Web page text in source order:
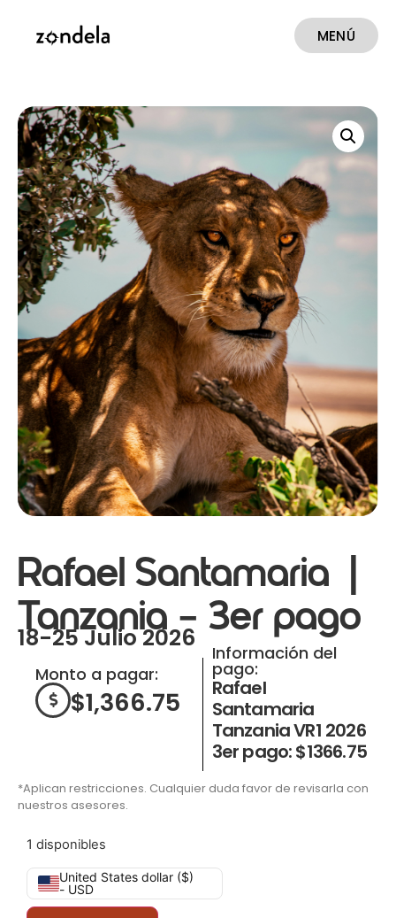
MENÚ
Rafael Santamaria |
Tanzania – 3er pago
18-25 Julio 2026
Monto a pagar:
$1,366.75
Información del
pago:
Rafael
Santamaria
Tanzania VR1 2026
3er pago: $1366.75
*Aplican restricciones. Cualquier duda favor de revisarla con
nuestros asesores.
1 disponibles
United States dollar ($)
- USD